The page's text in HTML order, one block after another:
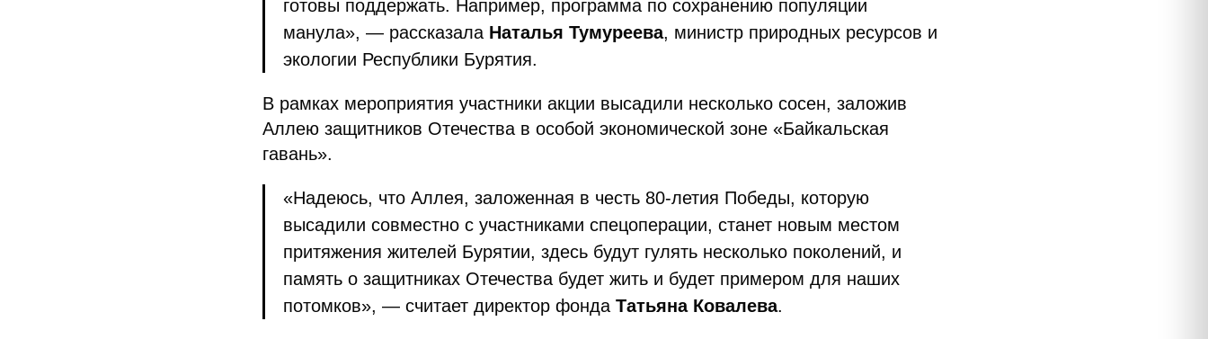
готовы поддержать. Например, программа по сохранению популяции
манула», — рассказала Наталья Тумуреева, министр природных ресурсов и
экологии Республики Бурятия.
В рамках мероприятия участники акции высадили несколько сосен, заложив
Аллею защитников Отечества в особой экономической зоне «Байкальская
гавань».
«Надеюсь, что Аллея, заложенная в честь 80-летия Победы, которую
высадили совместно с участниками спецоперации, станет новым местом
притяжения жителей Бурятии, здесь будут гулять несколько поколений, и
память о защитниках Отечества будет жить и будет примером для наших
потомков», — считает директор фонда Татьяна Ковалева.